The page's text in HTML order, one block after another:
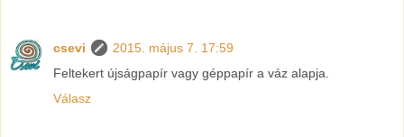
csevi
2015. május 7. 17:59
Feltekert újságpapír vagy géppapír a váz alapja.
Válasz